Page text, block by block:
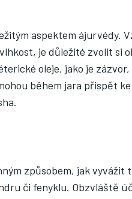
aspektem ájurvédy.
je důležité zvolit si
oleje, jako je
během jara přispět
způsobem, jak vyvážit
či fenyklu. Obzvláště